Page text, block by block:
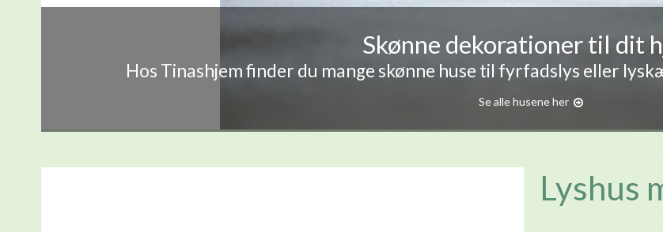
Skønne dekorationer til dit
Hos Tinashjem finder du mange skønne huse til fyrfadslys eller
Se alle husene her
Lyshus